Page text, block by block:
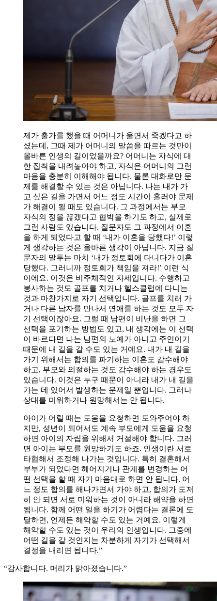
제가 출가를 했을 때 어머니가 울면서 죽겠다고 하
셨는데, 그때 제가 어머니의 말씀을 따르는 것만이
올바른 인생의 길이었을까요? 어머니는 자식에 대
한 집착을 내려놓아야 하고, 자식은 어머니의 그런
마음을 충분히 이해해야 됩니다. 물론 대화로만 문
제를 해결할 수 있는 것은 아닙니다. 나는 내가 가
고 싶은 길을 가면서 어느 정도 시간이 흘러야 문제
가 해결이 될 때도 있습니다. 그 과정에서는 부모
자식의 정을 끊겠다고 협박을 하기도 하고, 실제로
그런 사람도 있습니다. 질문자도 그 과정에서 이혼
을 하게 되었다고 할 때 ‘내가 이혼을 당했다!’ 이렇
게 생각하는 것은 올바른 생각이 아닙니다. 지금 질
문자의 말투는 마치 ‘내가 정토회에 다니다가 이혼
당했다. 그러니까 정토회가 책임을 져라!’ 이런 식
이에요. 이것은 비주체적인 자세입니다. 수행하고
봉사하는 것도 골프를 치거나 헬스클럽에 다니는
것과 마찬가지로 자기 선택입니다. 골프를 치러 가
거나 다른 남자를 만나서 연애를 하는 것도 모두 자
기 선택이잖아요. 그럴 때 남편이 비난을 하면 그
선택을 포기하는 방법도 있고, 내 생각에는 이 선택
이 바르다면 나는 남편의 노예가 아니고 주인이기
때문에 내 길을 갈 수도 있는 거예요. 내가 내 길을
가기 위해서는 합의를 파기하는 이혼도 감수해야
하고, 부모와 의절하는 것도 감수해야 하는 경우도
있습니다. 이것은 누구 때문이 아니라 내가 내 길을
가는 데 있어서 발생하는 문제일 뿐입니다. 그러나
상대를 미워하거나 원망해서는 안 됩니다.
아이가 어릴 때는 도움을 요청하면 도와주어야 하
지만, 성년이 되어서도 계속 부모에게 도움을 요청
하면 아이의 자립을 위해서 거절해야 합니다. 그러
면 아이는 부모를 원망하기도 하죠. 인생이란 서로
타협해서 조정해 나가는 것입니다. 특히 결혼해서
부부가 되었다면 헤어지거나 관계를 변경하는 어
떤 선택을 할 때 자기 마음대로 하면 안 됩니다. 어
느 정도 합의를 해나가면서 가야 하고, 합의가 도저
히 안 되면 서로 미워하는 것이 아니라 해약을 하면
됩니다. 함께 어떤 일을 하기가 어렵다는 결론에 도
달하면, 언제든 해약할 수도 있는 거예요. 이렇게
해약할 수도 있는 것이 우리의 인생입니다. 그중에
어떤 길을 갈 것인지는 차분하게 자기가 선택해서
결정을 내리면 됩니다.”
“감사합니다. 머리가 맑아졌습니다.”